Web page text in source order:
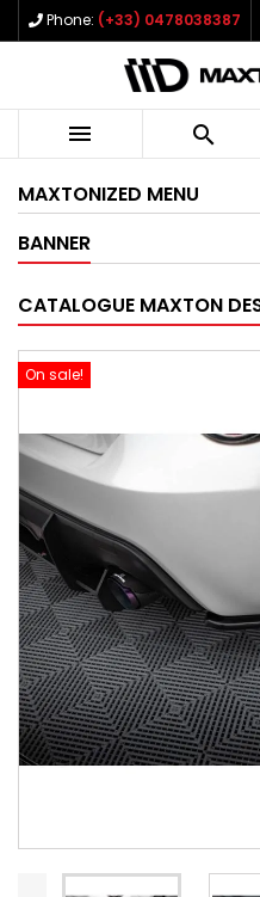
Phone: (+33) 0478038387
 
MAXTONIZED MENU
BANNER
CATALOGUE MAXTON
On sale!